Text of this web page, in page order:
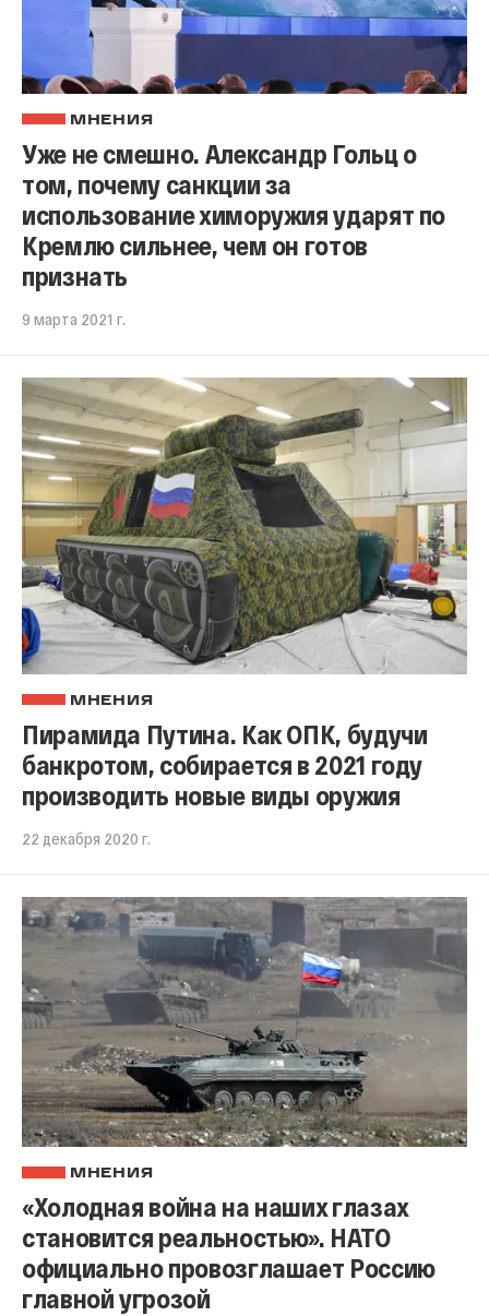
МНЕНИЯ
Уже не смешно. Александр Гольц о
том, почему санкции за
использование химоружия ударят по
Кремлю сильнее, чем он готов
признать
9 марта 2021 г.
МНЕНИЯ
Пирамида Путина. Как ОПК, будучи
банкротом, собирается в 2021 году
производить новые виды оружия
22 декабря 2020 г.
МНЕНИЯ
«Холодная война на наших глазах
становится реальностью». НАТО
официально провозглашает Россию
главной угрозой